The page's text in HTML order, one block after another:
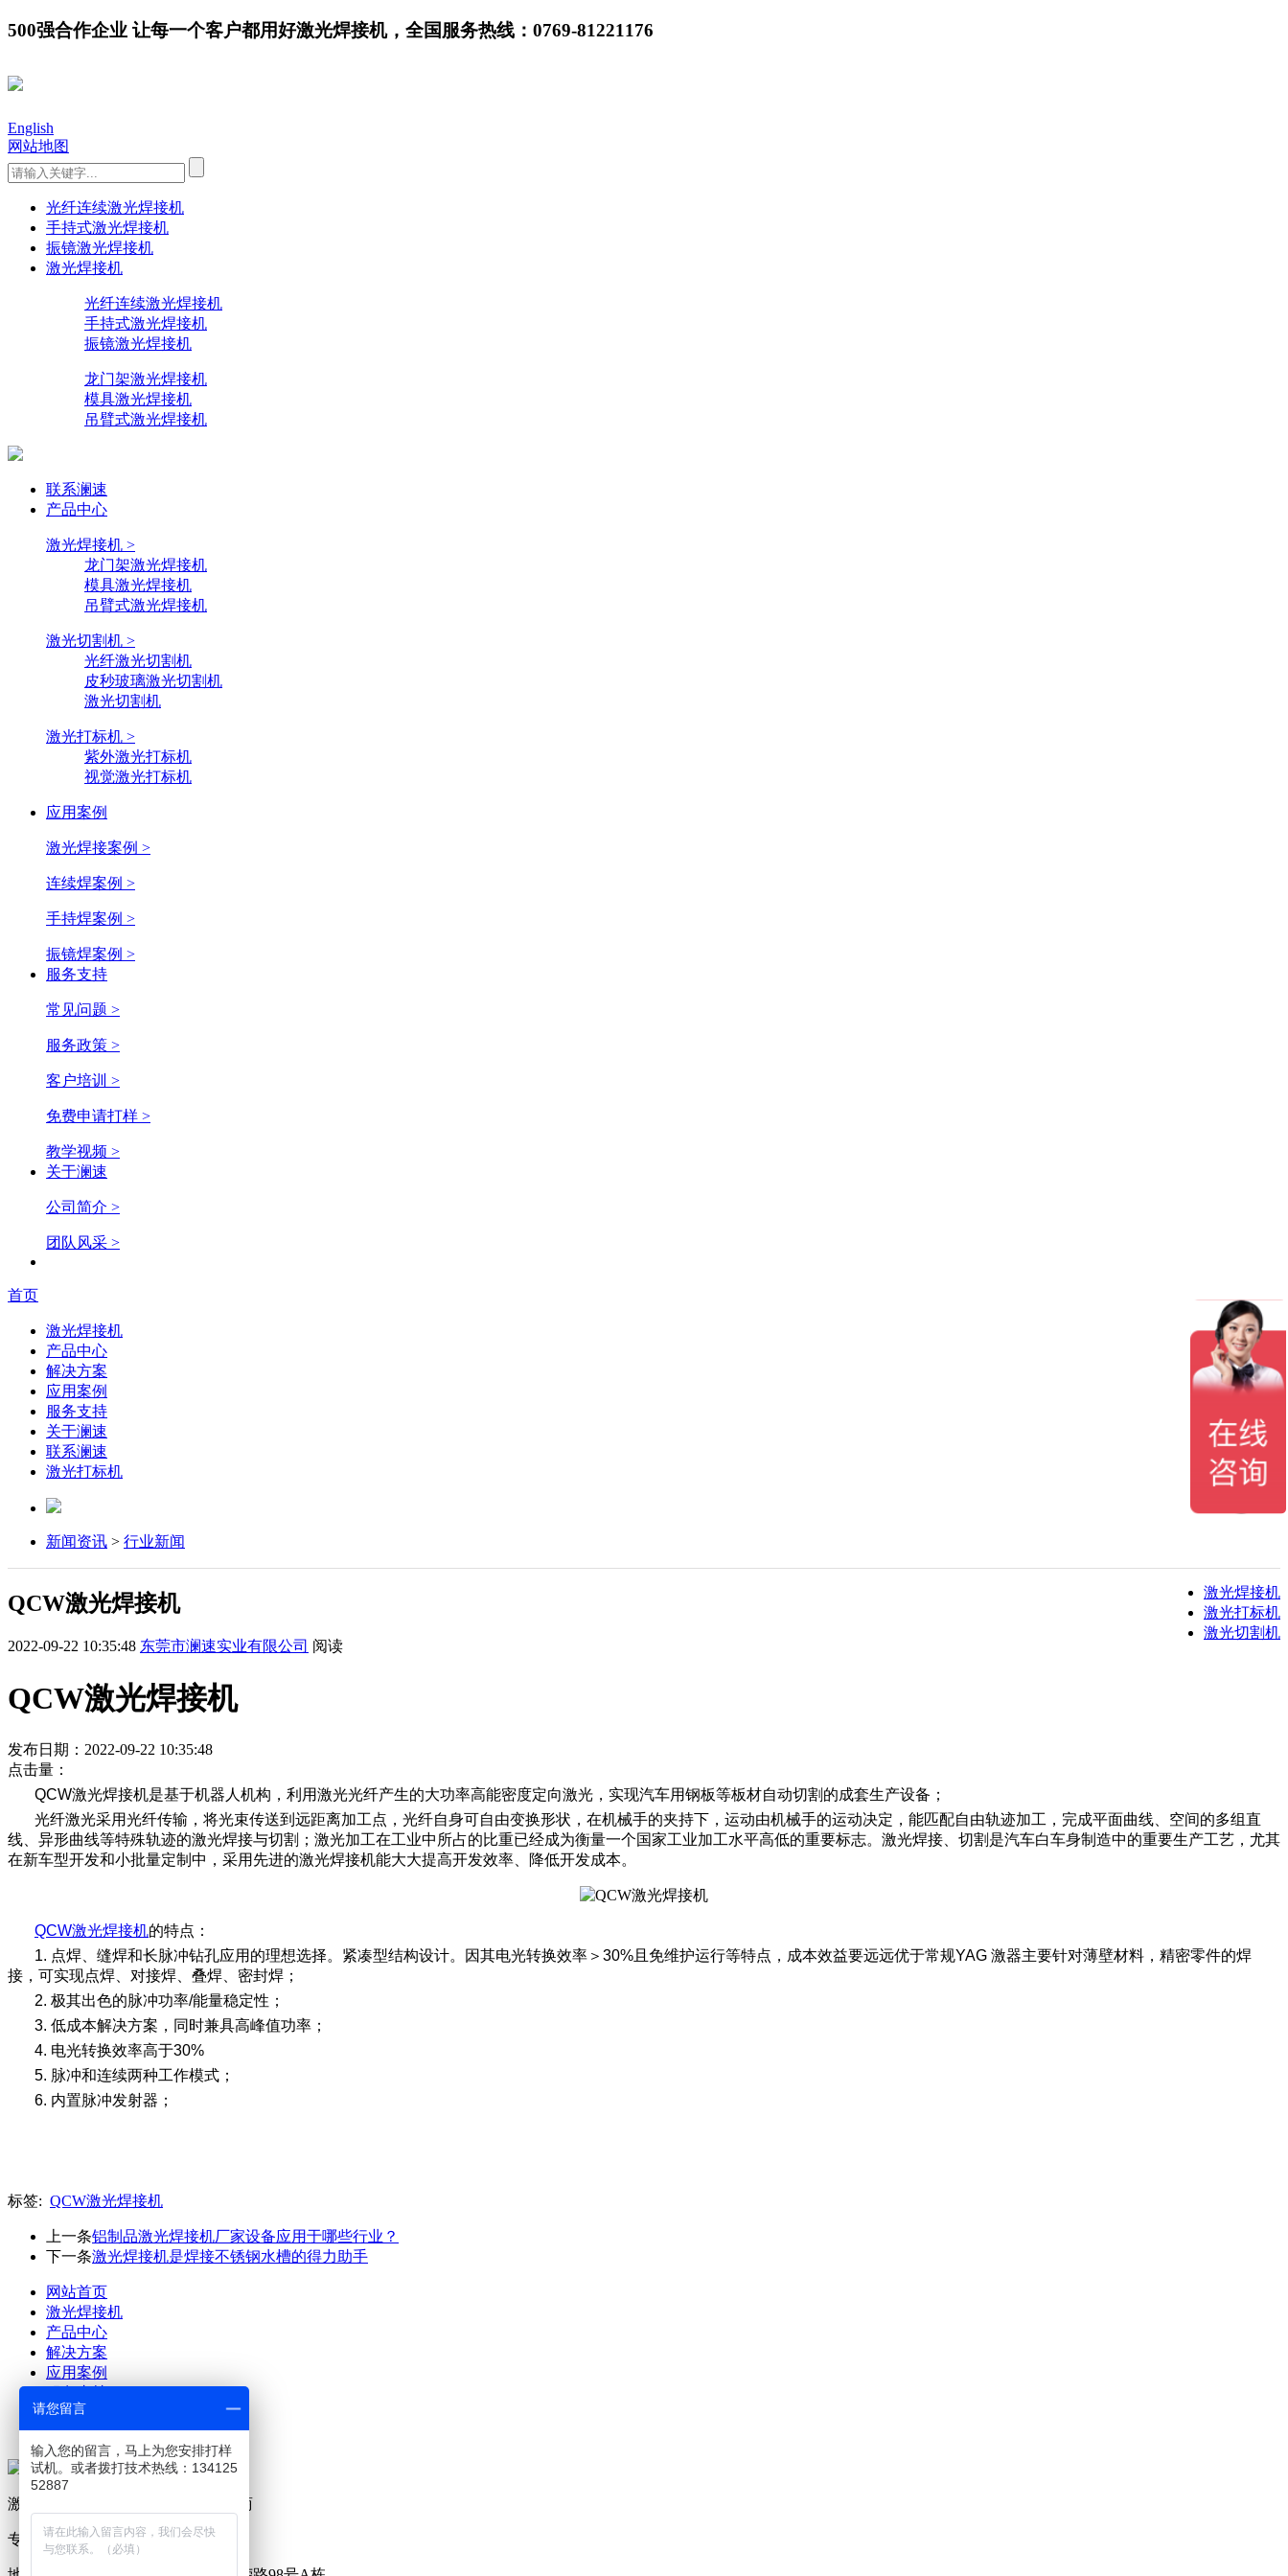
500强合作企业 让每一个客户都用好激光焊接机，全国服务热线：0769-81221176
English
网站地图
光纤连续激光焊接机
手持式激光焊接机
振镜激光焊接机
激光焊接机
光纤连续激光焊接机
手持式激光焊接机
振镜激光焊接机
龙门架激光焊接机
模具激光焊接机
吊臂式激光焊接机
联系澜速
产品中心
激光焊接机 >
龙门架激光焊接机
模具激光焊接机
吊臂式激光焊接机
激光切割机 >
光纤激光切割机
皮秒玻璃激光切割机
激光切割机
激光打标机 >
紫外激光打标机
视觉激光打标机
应用案例
激光焊接案例 >
连续焊案例 >
手持焊案例 >
振镜焊案例 >
服务支持
常见问题 >
服务政策 >
客户培训 >
免费申请打样 >
教学视频 >
关于澜速
公司简介 >
团队风采 >
首页
激光焊接机
产品中心
解决方案
应用案例
服务支持
关于澜速
联系澜速
激光打标机
新闻资讯 > 行业新闻
激光焊接机
激光打标机
激光切割机
QCW激光焊接机
2022-09-22 10:35:48 东莞市澜速实业有限公司 阅读
QCW激光焊接机
发布日期：2022-09-22 10:35:48
点击量：
QCW激光焊接机是基于机器人机构，利用激光光纤产生的大功率高能密度定向激光，实现汽车用钢板等板材自动切割的成套生产设备；
光纤激光采用光纤传输，将光束传送到远距离加工点，光纤自身可自由变换形状，在机械手的夹持下，运动由机械手的运动决定，能匹配自由轨迹加工，完成平面曲线、空间的多组直
线、异形曲线等特殊轨迹的激光焊接与切割；激光加工在工业中所占的比重已经成为衡量一个国家工业加工水平高低的重要标志。激光焊接、切割是汽车白车身制造中的重要生产工艺，尤其
在新车型开发和小批量定制中，采用先进的激光焊接机能大大提高开发效率、降低开发成本。
QCW激光焊接机的特点：
1. 点焊、缝焊和长脉冲钻孔应用的理想选择。紧凑型结构设计。因其电光转换效率＞30%且免维护运行等特点，成本效益要远远优于常规YAG 激器主要针对薄壁材料，精密零件的焊
接，可实现点焊、对接焊、叠焊、密封焊；
2. 极其出色的脉冲功率/能量稳定性；
3. 低成本解决方案，同时兼具高峰值功率；
4. 电光转换效率高于30%
5. 脉冲和连续两种工作模式；
6. 内置脉冲发射器；
标签: QCW激光焊接机
上一条铝制品激光焊接机厂家设备应用于哪些行业？
下一条激光焊接机是焊接不锈钢水槽的得力助手
网站首页
激光焊接机
产品中心
解决方案
应用案例
关于澜速
联系澜速
激光设备及生产工艺解决方案提供商
专业研发、制造激光焊接机19年
请您留言
输入您的留言，马上为您安排打样
试机。或者拨打技术热线：134125
52887